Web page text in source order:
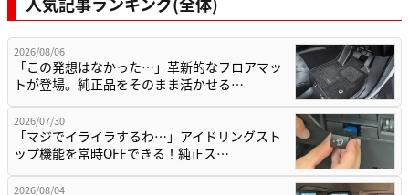
2026/08/06
「この発想はなかった…」革新的なフロアマッ
トが登場。純正品をそのまま活かせる…
2026/07/30
「マジでイライラするわ…」アイドリングスト
ップ機能を常時OFFできる！純正ス…
2026/08/04